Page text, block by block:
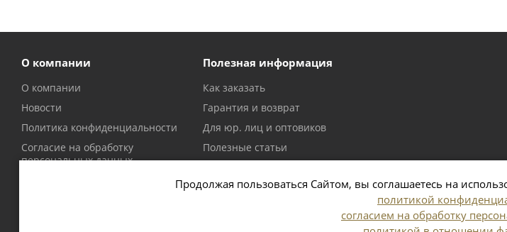
Продолжая пользоваться Сайтом, вы соглашаетесь на
политикой
согласием на обработку
О компании
О компании
Новости
Политика конфиденциальности
Согласие на обработку
персональных данных
Полезная информация
Как заказать
Гарантия и возврат
Для юр. лиц и оптовиков
Полезные статьи